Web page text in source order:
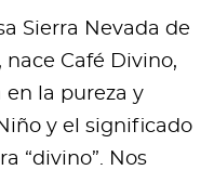
Sierra Nevada de
Café Divino,
la pureza y
y el significado
“divino”. Nos